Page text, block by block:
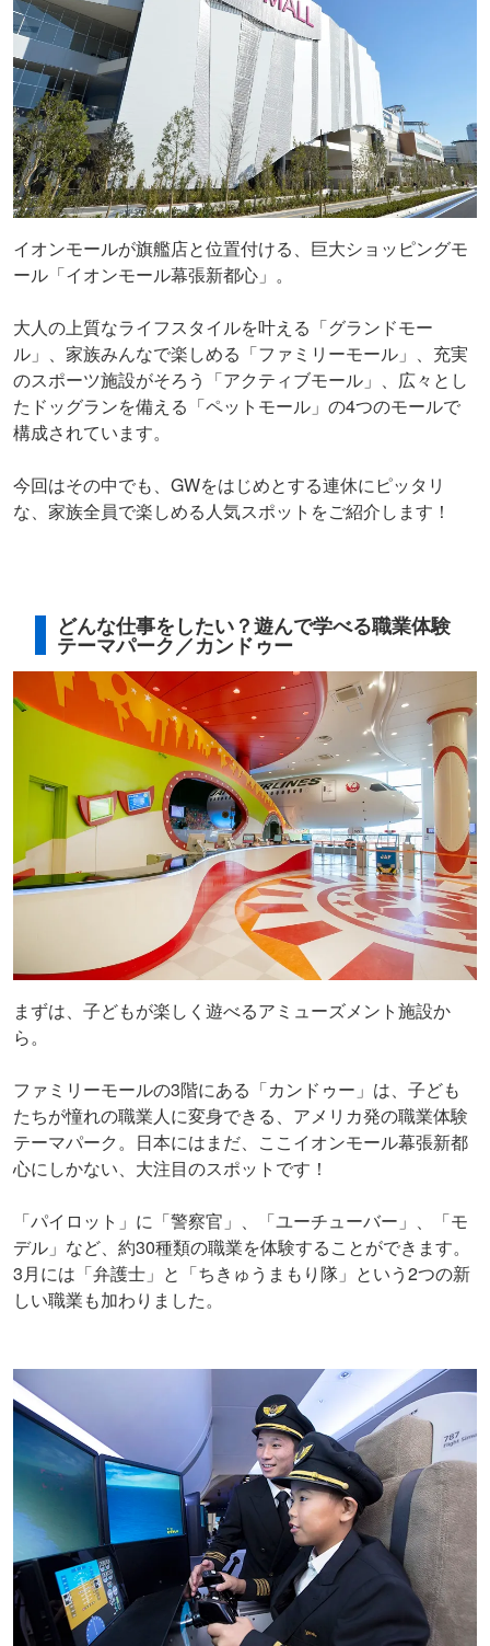
イオンモールが旗艦店と位置付ける、巨大ショッピングモ
ール「イオンモール幕張新都心」。
大人の上質なライフスタイルを叶える「グランドモー
ル」、家族みんなで楽しめる「ファミリーモール」、充実
のスポーツ施設がそろう「アクティブモール」、広々とし
たドッグランを備える「ペットモール」の4つのモールで
構成されています。
今回はその中でも、GWをはじめとする連休にピッタリ
な、家族全員で楽しめる人気スポットをご紹介します！
どんな仕事をしたい？遊んで学べる職業体験
テーマパーク／カンドゥー
まずは、子どもが楽しく遊べるアミューズメント施設か
ら。
ファミリーモールの3階にある「カンドゥー」は、子ども
たちが憧れの職業人に変身できる、アメリカ発の職業体験
テーマパーク。日本にはまだ、ここイオンモール幕張新都
心にしかない、大注目のスポットです！
「パイロット」に「警察官」、「ユーチューバー」、「モ
デル」など、約30種類の職業を体験することができます。
3月には「弁護士」と「ちきゅうまもり隊」という2つの新
しい職業も加わりました。